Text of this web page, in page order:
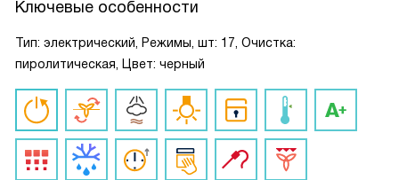
Ключевые особенности
Тип: электрический, Режимы, шт: 17, Очистка:
пиролитическая, Цвет: черный